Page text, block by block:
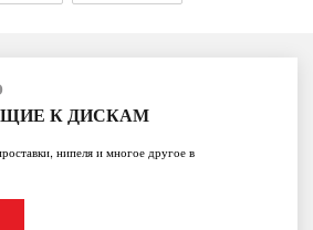
К ДИСКАМ
нипеля и многое другое в